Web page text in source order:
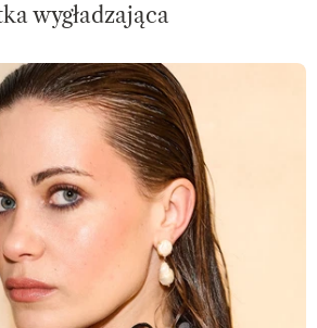
wygładzająca